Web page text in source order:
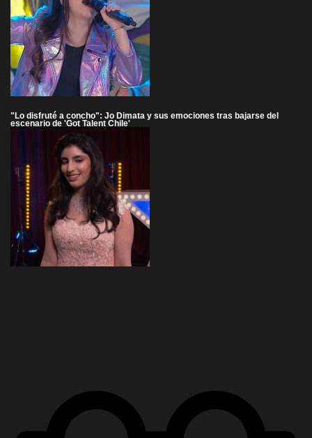
"Lo disfruté a concho": Jo Dimata y sus emociones tras bajarse del
escenario de 'Got Talent Chile'